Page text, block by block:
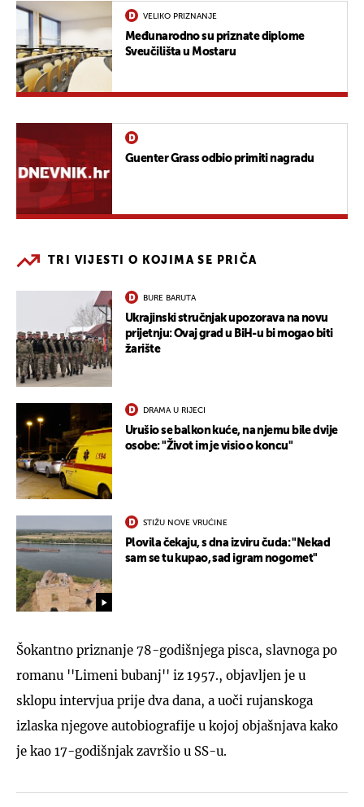
VELIKO PRIZNANJE
Međunarodno su priznate diplome
Sveučilišta u Mostaru
Guenter Grass odbio primiti nagradu
TRI VIJESTI O KOJIMA SE PRIČA
BURE BARUTA
Ukrajinski stručnjak upozorava na novu
prijetnju: Ovaj grad u BiH-u bi mogao biti
žarište
DRAMA U RIJECI
Urušio se balkon kuće, na njemu bile dvije
osobe: "Život im je visio o koncu"
STIŽU NOVE VRUĆINE
Plovila čekaju, s dna izviru čuda: "Nekad
sam se tu kupao, sad igram nogomet"
Šokantno priznanje 78-godišnjega pisca, slavnoga po
romanu ''Limeni bubanj'' iz 1957., objavljen je u
sklopu intervjua prije dva dana, a uoči rujanskoga
izlaska njegove autobiografije u kojoj objašnjava kako
je kao 17-godišnjak završio u SS-u.